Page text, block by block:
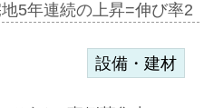
5年連続の上昇=伸び率
設備・建材